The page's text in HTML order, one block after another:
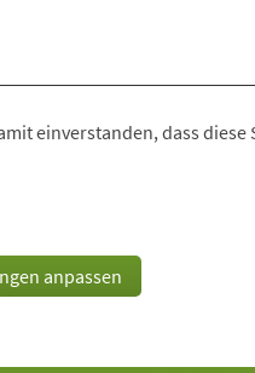
einverstanden, dass diese
anpassen